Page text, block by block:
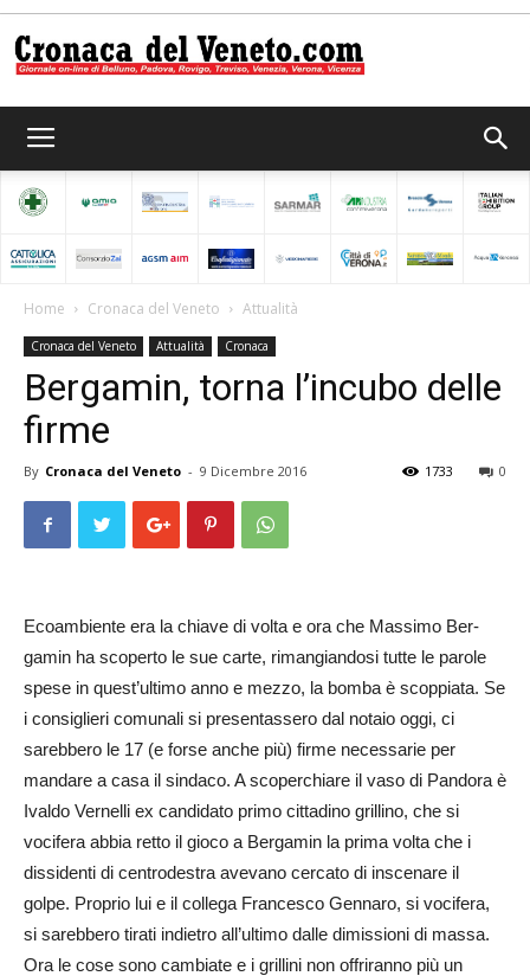
del
Veneto
Home Cronaca del Veneto Attualità
Cronaca del Veneto Attualità Cronaca
Bergamin, torna l’incubo delle
firme
By Cronaca del Veneto - 9 Dicembre 2016 0
1733
Ecoambiente era la chiave di volta e ora che Massimo Ber­
gamin ha scoperto le sue carte, rimangiandosi tutte le pa­role
spese in quest’ultimo anno e me­zzo, la bomba è scoppiata. Se
i consiglieri co­munali si presentassero dal notaio oggi, ci
sarebbero le 17 (e forse anche più) firme necessarie per
mandare a casa il sindaco. A scoperchiare il vaso di Pandora è
Iva­ldo Vernelli ex candidato pr­imo cittadino grillino, che si
vocifera abbia retto il gioco a Bergamin la prima volta che i
dissidenti di centrodestra avevano cercato di inscenare il
golpe. Proprio lui e il collega Fra­ncesco Gennaro, si vocifera,
si sarebbero tirati indietro all’­ultimo dalle dimissioni di massa.
Ora le cose sono cambiate e i grillini non offriranno più un